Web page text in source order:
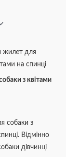
з квітами
собаки з
Відмінно
дівчинці
Цей
товар
можна
вибрати
на